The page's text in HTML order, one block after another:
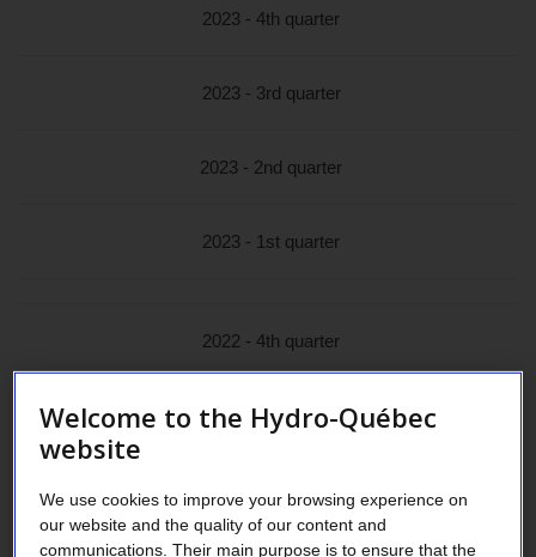
2023 - 4th quarter
2023 - 3rd quarter
2023 - 2nd quarter
2023 - 1st quarter
2022 - 4th quarter
2022 - 3rd quarter
2022 - 2nd quarter
Welcome to the Hydro-Québec
website
We use cookies to improve your browsing experience on
our website and the quality of our content and
communications. Their main purpose is to ensure that the